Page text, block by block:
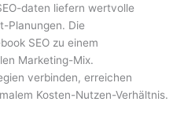
daten liefern wertvolle
Planungen. Die
SEO zu einem
Marketing-Mix.
verbinden, erreichen
Kosten-Nutzen-Verhältnis.